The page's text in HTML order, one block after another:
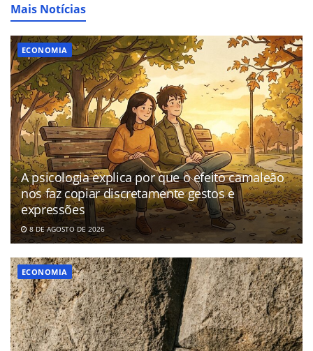
Mais Notícias
ECONOMIA
A psicologia explica por que o efeito camaleão
nos faz copiar discretamente gestos e
expressões
8 DE AGOSTO DE 2026
ECONOMIA